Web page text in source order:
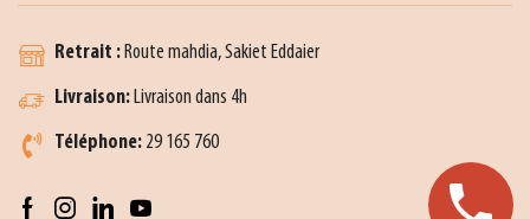
Retrait :Route mahdia, Sakiet Eddaier
Livraison:Livraison dans 4h
Téléphone: 29 165 760